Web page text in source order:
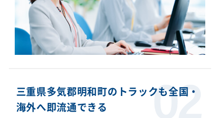
三重県多気郡明和町のトラックも全国・
海外へ即流通できる